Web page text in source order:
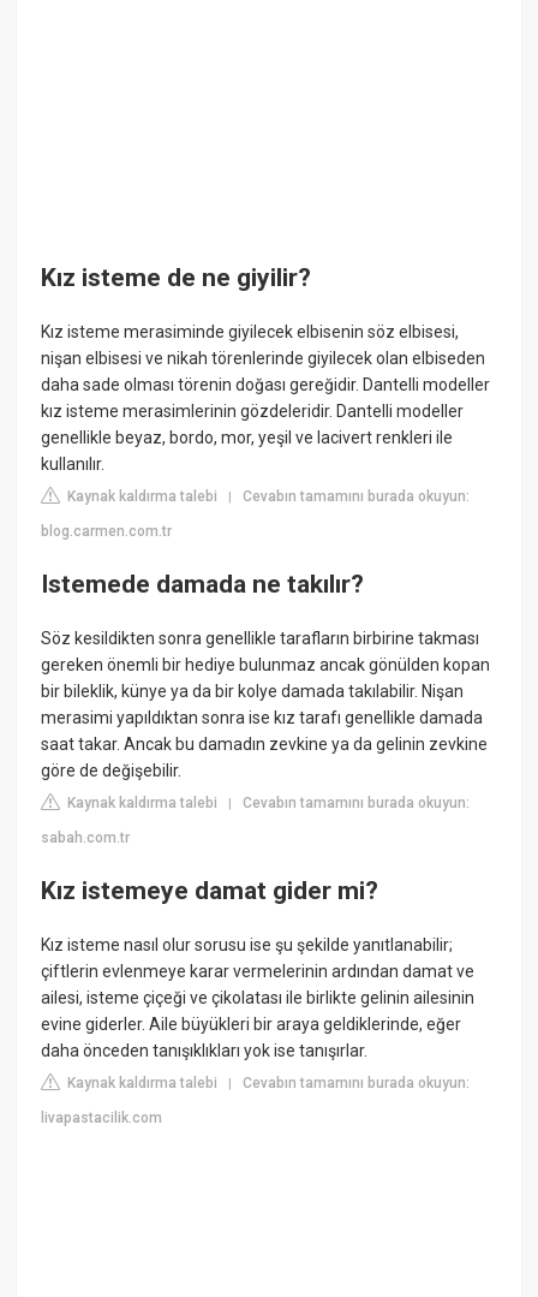
Kız isteme de ne giyilir?
Kız isteme merasiminde giyilecek elbisenin söz elbisesi,
nişan elbisesi ve nikah törenlerinde giyilecek olan elbiseden
daha sade olması törenin doğası gereğidir. Dantelli modeller
kız isteme merasimlerinin gözdeleridir. Dantelli modeller
genellikle beyaz, bordo, mor, yeşil ve lacivert renkleri ile
kullanılır.
Kaynak kaldırma talebi |Cevabın tamamını burada okuyun:
blog.carmen.com.tr
Istemede damada ne takılır?
Söz kesildikten sonra genellikle tarafların birbirine takması
gereken önemli bir hediye bulunmaz ancak gönülden kopan
bir bileklik, künye ya da bir kolye damada takılabilir. Nişan
merasimi yapıldıktan sonra ise kız tarafı genellikle damada
saat takar. Ancak bu damadın zevkine ya da gelinin zevkine
göre de değişebilir.
Kaynak kaldırma talebi |Cevabın tamamını burada okuyun:
sabah.com.tr
Kız istemeye damat gider mi?
Kız isteme nasıl olur sorusu ise şu şekilde yanıtlanabilir;
çiftlerin evlenmeye karar vermelerinin ardından damat ve
ailesi, isteme çiçeği ve çikolatası ile birlikte gelinin ailesinin
evine giderler. Aile büyükleri bir araya geldiklerinde, eğer
daha önceden tanışıklıkları yok ise tanışırlar.
Kaynak kaldırma talebi |Cevabın tamamını burada okuyun:
livapastacilik.com